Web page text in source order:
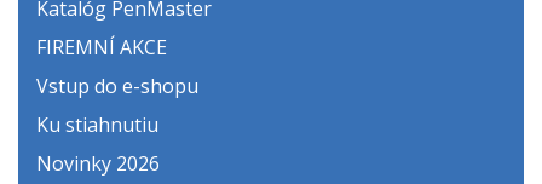
Katalóg PenMaster
FIREMNÍ AKCE
Vstup do e-shopu
Ku stiahnutiu
Novinky 2026